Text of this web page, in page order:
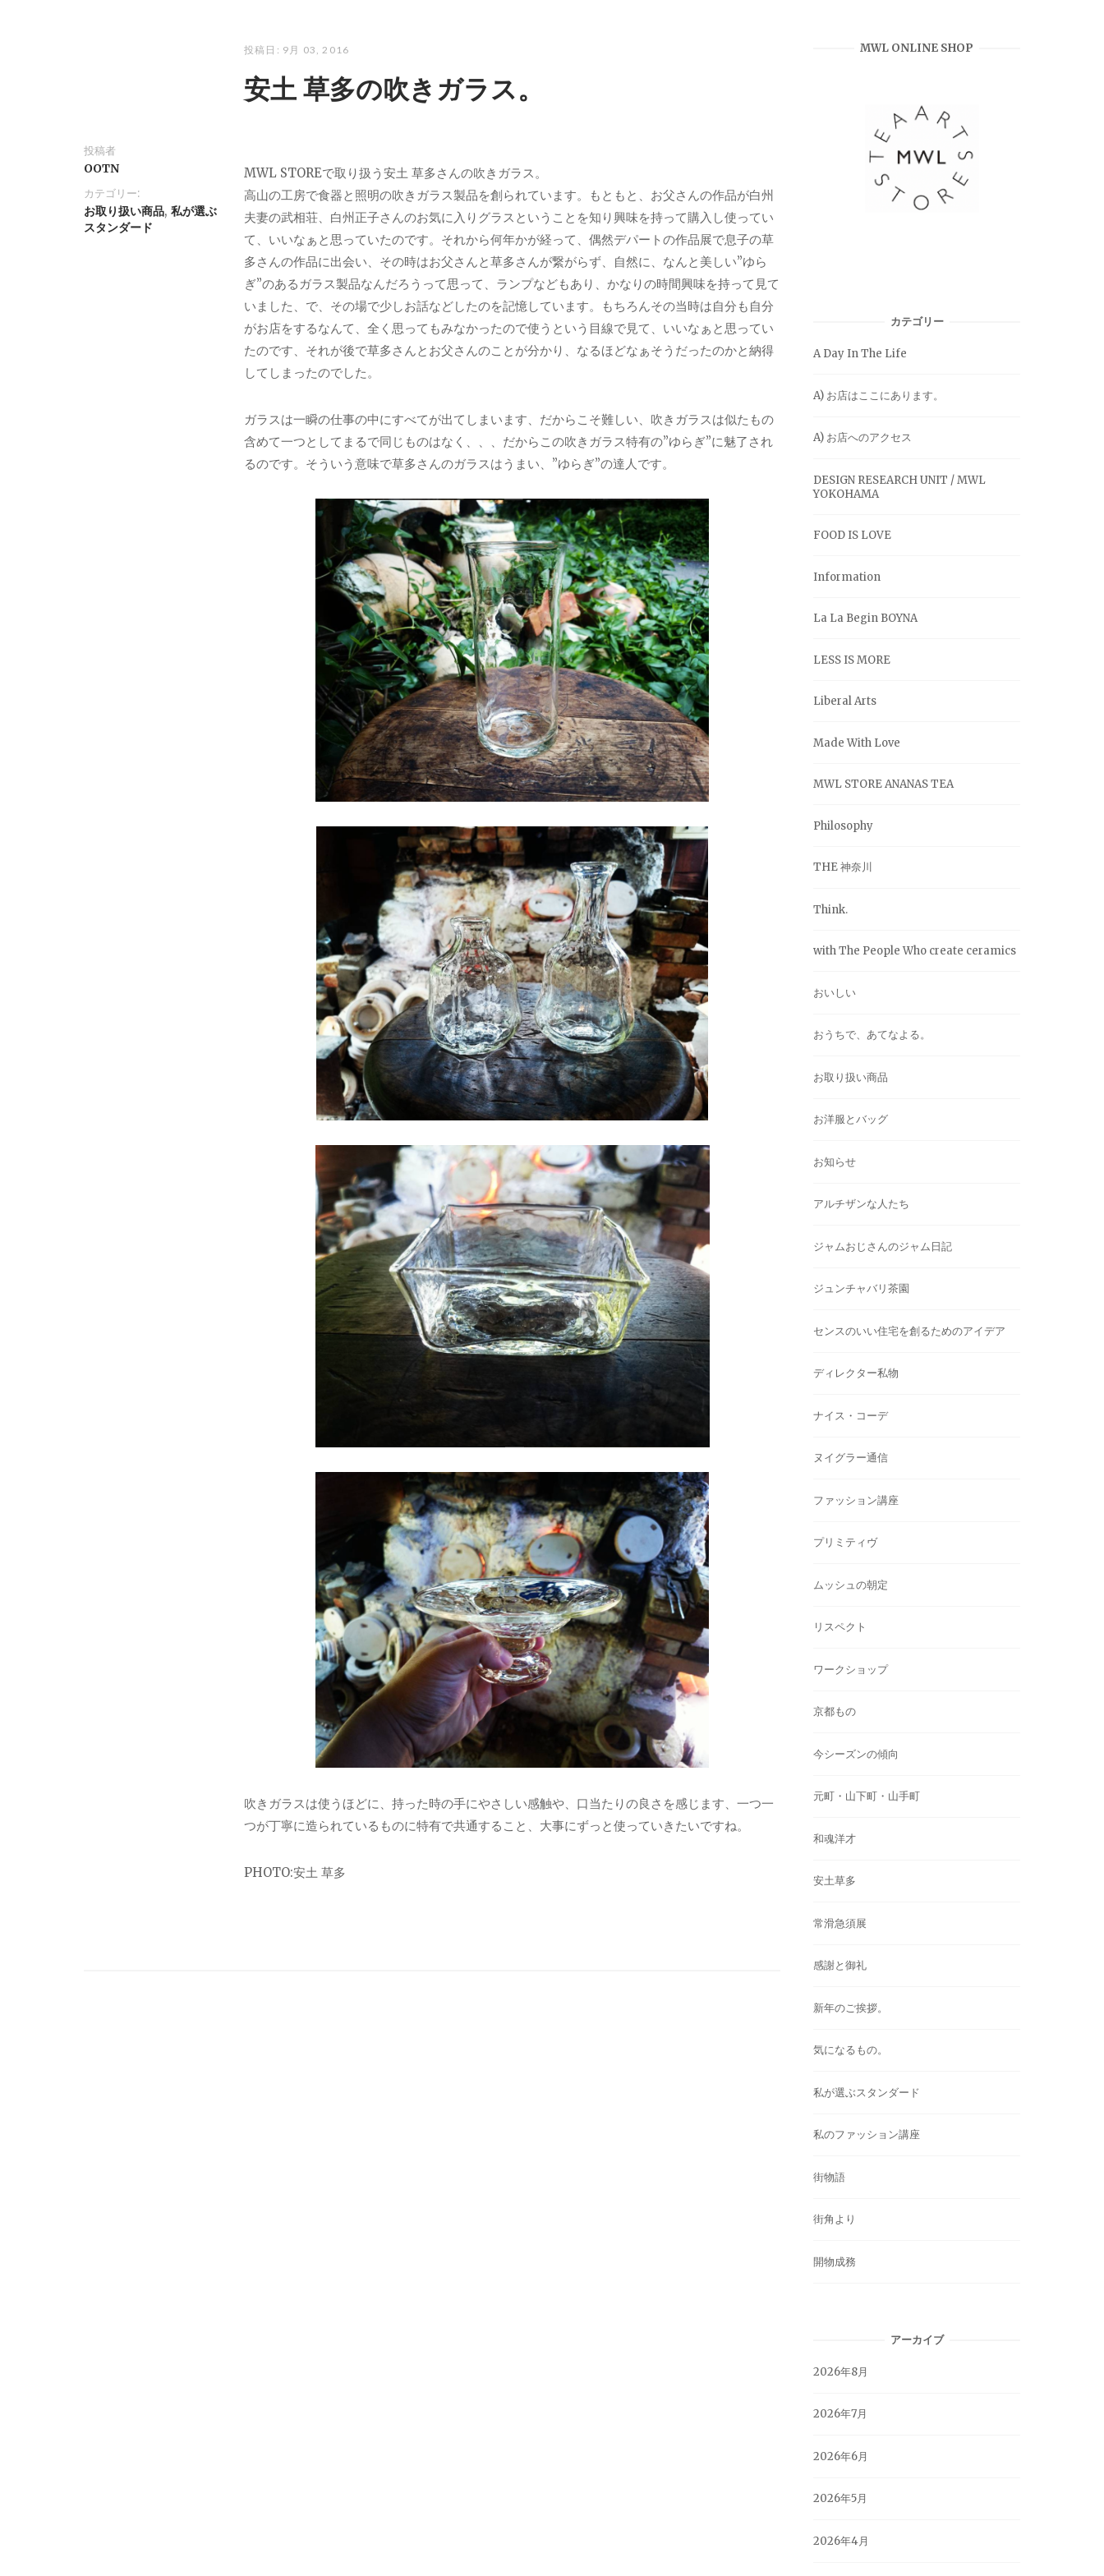
投稿日: 9月 03, 2016
安土 草多の吹きガラス。
投稿者
OOTN
カテゴリー:
お取り扱い商品, 私が選ぶ
スタンダード
MWL STOREで取り扱う安土 草多さんの吹きガラス。
高山の工房で食器と照明の吹きガラス製品を創られています。もともと、お父さんの作品が白州
夫妻の武相荘、白州正子さんのお気に入りグラスということを知り興味を持って購入し使ってい
て、いいなぁと思っていたのです。それから何年かが経って、偶然デパートの作品展で息子の草
多さんの作品に出会い、その時はお父さんと草多さんが繋がらず、自然に、なんと美しい”ゆら
ぎ”のあるガラス製品なんだろうって思って、ランプなどもあり、かなりの時間興味を持って見て
いました、で、その場で少しお話などしたのを記憶しています。もちろんその当時は自分も自分
がお店をするなんて、全く思ってもみなかったので使うという目線で見て、いいなぁと思ってい
たのです、それが後で草多さんとお父さんのことが分かり、なるほどなぁそうだったのかと納得
してしまったのでした。
ガラスは一瞬の仕事の中にすべてが出てしまいます、だからこそ難しい、吹きガラスは似たもの
含めて一つとしてまるで同じものはなく、、、だからこの吹きガラス特有の”ゆらぎ”に魅了され
るのです。そういう意味で草多さんのガラスはうまい、”ゆらぎ”の達人です。
吹きガラスは使うほどに、持った時の手にやさしい感触や、口当たりの良さを感じます、一つ一
つが丁寧に造られているものに特有で共通すること、大事にずっと使っていきたいですね。
PHOTO:安土 草多
MWL ONLINE SHOP
カテゴリー
A Day In The Life
A) お店はここにあります。
A) お店へのアクセス
DESIGN RESEARCH UNIT / MWL
YOKOHAMA
FOOD IS LOVE
Information
La La Begin BOYNA
LESS IS MORE
Liberal Arts
Made With Love
MWL STORE ANANAS TEA
Philosophy
THE 神奈川
Think.
with The People Who create ceramics
おいしい
おうちで、あてなよる。
お取り扱い商品
お洋服とバッグ
お知らせ
アルチザンな人たち
ジャムおじさんのジャム日記
ジュンチャバリ茶園
センスのいい住宅を創るためのアイデア
ディレクター私物
ナイス・コーデ
ヌイグラー通信
ファッション講座
プリミティヴ
ムッシュの朝定
リスペクト
ワークショップ
京都もの
今シーズンの傾向
元町・山下町・山手町
和魂洋才
安土草多
常滑急須展
感謝と御礼
新年のご挨拶。
気になるもの。
私が選ぶスタンダード
私のファッション講座
街物語
街角より
開物成務
アーカイブ
2026年8月
2026年7月
2026年6月
2026年5月
2026年4月